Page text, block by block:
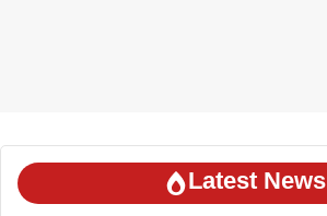
Latest News